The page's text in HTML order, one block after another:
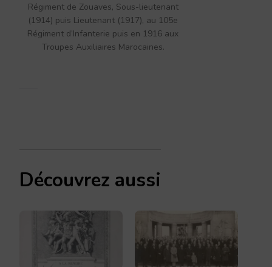
Régiment de Zouaves, Sous-lieutenant
(1914) puis Lieutenant (1917), au 105e
Régiment d’Infanterie puis en 1916 aux
Troupes Auxiliaires Marocaines.
Découvrez aussi